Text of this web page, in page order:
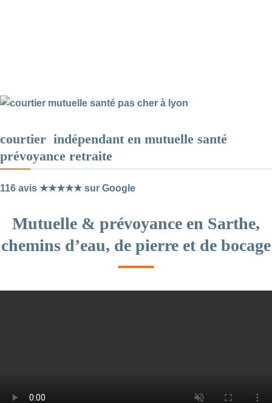
courtier indépendant en mutuelle santé
prévoyance retraite
116 avis ★★★★★ sur Google
Mutuelle & prévoyance en Sarthe,
chemins d’eau, de pierre et de bocage